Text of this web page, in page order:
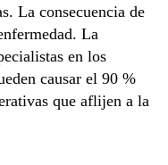
La consecuencia de
La
en los
causar el 90 %
que aflijen a la